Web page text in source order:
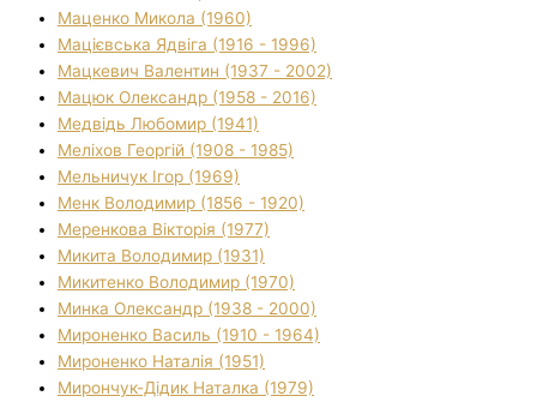
Маценко Микола (1960)
Мацієвська Ядвіга (1916 - 1996)
Мацкевич Валентин (1937 - 2002)
Мацюк Олександр (1958 - 2016)
Медвідь Любомир (1941)
Меліхов Георгій (1908 - 1985)
Мельничук Ігор (1969)
Менк Володимир (1856 - 1920)
Меренкова Вікторія (1977)
Микита Володимир (1931)
Микитенко Володимир (1970)
Минка Олександр (1938 - 2000)
Мироненко Василь (1910 - 1964)
Мироненко Наталія (1951)
Мирончук-Дідик Наталка (1979)